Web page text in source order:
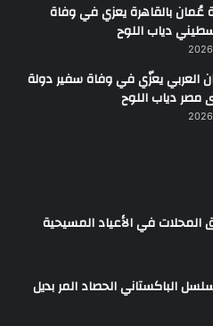
بالقاهرة يعزي في وفاة
دياب اللوح
العربي يعزّي في وفاة سفير دولة
دياب اللوح
المحلات في الأعياد المسيحية
الباكستاني الحصاد المر بديل